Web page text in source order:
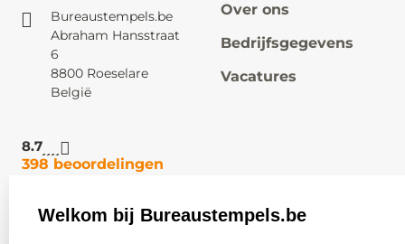
Bureaustempels.be
Abraham Hansstraat
6
8800 Roeselare
België
8.7
398 beoordelingen
Over ons
Bedrijfsgegevens
Vacatures
Klantenservice: Zakelijk:
Welkom bij Bureaustempels.be